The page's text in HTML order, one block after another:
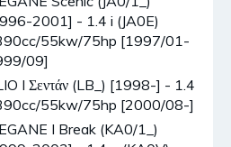
2001] - 1.4 i (JA0E)
55kw/75hp [1997/01-
09]
I Σεντάν (LB_) [1998-] - 1.4
55kw/75hp [2000/08-]
I Break (KA0/1_)